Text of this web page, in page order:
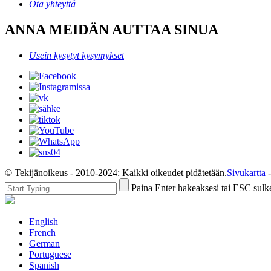
Ota yhteyttä
ANNA MEIDÄN AUTTAA SINUA
Usein kysytyt kysymykset
© Tekijänoikeus - 2010-2024: Kaikki oikeudet pidätetään.Sivukartta -
Paina Enter hakeaksesi tai ESC
English
French
German
Portuguese
Spanish